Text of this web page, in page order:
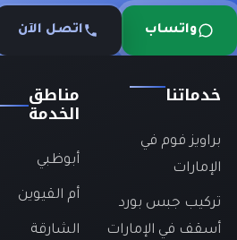
واتساب اتصل الآن
خدماتنا
براويز فوم في
الإمارات
تركيب جبس بورد
أسقف في الإمارات
مناطق
الخدمة
أبوظبي
أم القيوين
الشارقة